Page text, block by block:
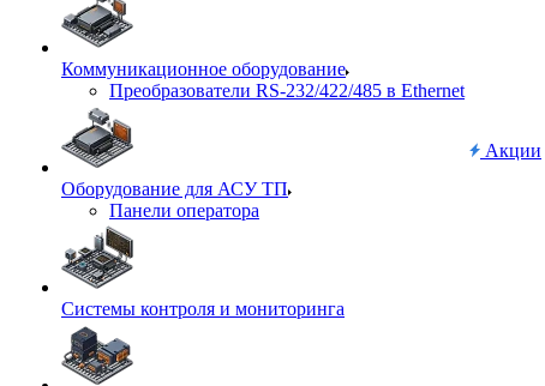
Коммуникационное оборудование
Преобразователи RS-232/422/485 в Ethernet
Оборудование для АСУ ТП
Панели оператора
Системы контроля и мониторинга
Акции